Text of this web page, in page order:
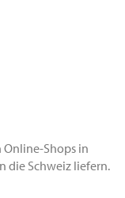
Online-Shops in
die Schweiz liefern.